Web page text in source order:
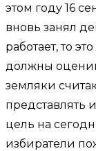
этом году 16
вновь занял
работает, то
должны
земляки
представлять
цель на
избиратели